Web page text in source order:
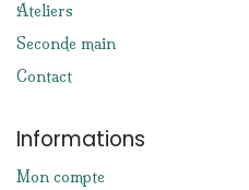
Ateliers
Seconde main
Contact
Informations
Mon compte